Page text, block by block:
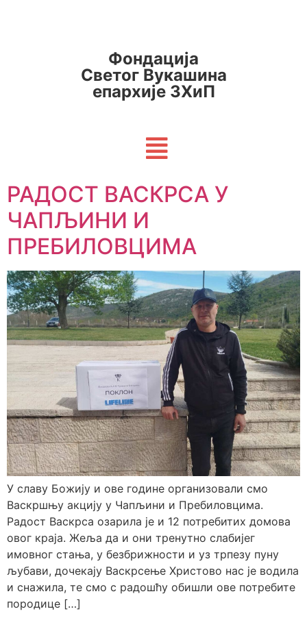
Фондација
Светог Вукашина
епархије ЗХиП
РАДОСТ ВАСКРСА У
ЧАПЉИНИ И
ПРЕБИЛОВЦИМА
У славу Божију и ове године организовали смо
Васкршњу акцију у Чапљини и Пребиловцима.
Радост Васкрса озарила је и 12 потребитих домова
овог краја. Жеља да и они тренутно слабијег
имовног стања, у безбрижности и уз трпезу пуну
љубави, дочекају Васкрсење Христово нас је водила
и снажила, те смо с радошћу обишли ове потребите
породице […]